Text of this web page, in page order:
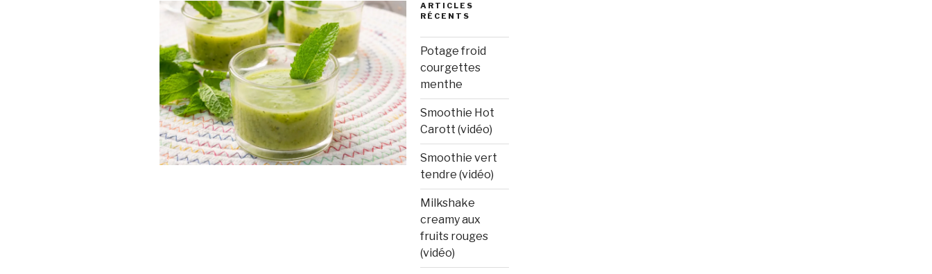
ARTICLES
RÉCENTS
Potage froid
courgettes
menthe
Smoothie Hot
Carott (vidéo)
Smoothie vert
tendre (vidéo)
Milkshake
creamy aux
fruits rouges
(vidéo)